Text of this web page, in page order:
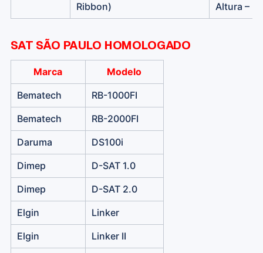
Ribbon)
Altura –
SAT SÃO PAULO HOMOLOGADO
Marca
Modelo
Bematech
RB-1000FI
Bematech
RB-2000FI
Daruma
DS100i
Dimep
D-SAT 1.0
Dimep
D-SAT 2.0
Elgin
Linker
Elgin
Linker II